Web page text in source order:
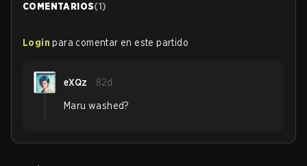
COMENTARIOS(1)
Login para comentar en este partido
eXQz 82d
Maru washed?